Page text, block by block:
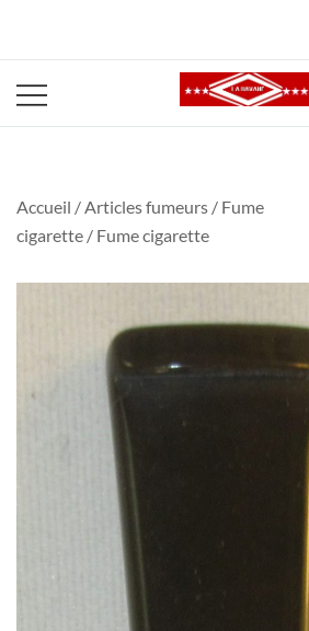
Accueil /Articles fumeurs / Fume
cigarette / Fume cigarette